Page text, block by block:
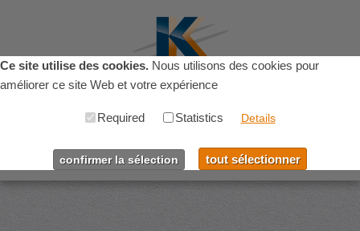
Menu
Ce site utilise des cookies. Nous utilisons des cookies pour
améliorer ce site Web et votre expérience
Required Statistics Details
confirmer la sélection tout sélectionner